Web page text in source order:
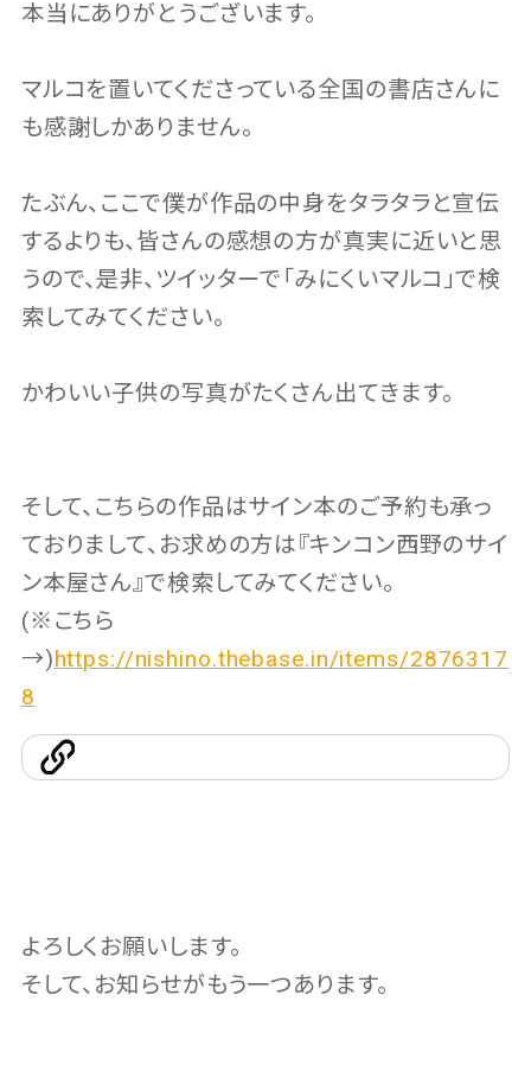
本当にありがとうございます。
マルコを置いてくださっている全国の書店さんに
も感謝しかありません。
たぶん、ここで僕が作品の中身をタラタラと宣伝
するよりも、皆さんの感想の方が真実に近いと思
うので、是非、ツイッターで「みにくいマルコ」で検
索してみてください。
かわいい子供の写真がたくさん出てきます。
そして、こちらの作品はサイン本のご予約も承っ
ておりまして、お求めの方は『キンコン西野のサイ
ン本屋さん』で検索してみてください。
(※こちら
→)https://nishino.thebase.in/items/2876317
8
よろしくお願いします。
そして、お知らせがもう一つあります。